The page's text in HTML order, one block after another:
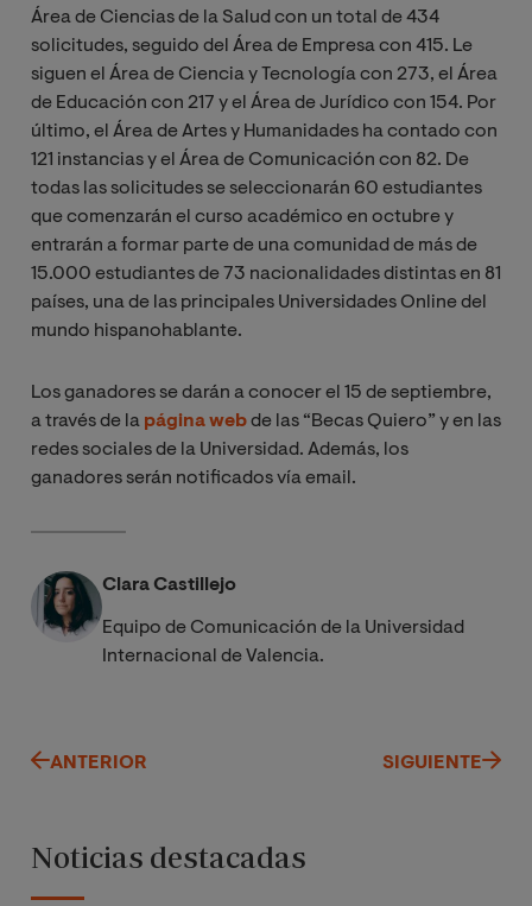
Área de Ciencias de la Salud con un total de 434
solicitudes, seguido del Área de Empresa con 415. Le
siguen el Área de Ciencia y Tecnología con 273, el Área
de Educación con 217 y el Área de Jurídico con 154. Por
último, el Área de Artes y Humanidades ha contado con
121 instancias y el Área de Comunicación con 82. De
todas las solicitudes se seleccionarán 60 estudiantes
que comenzarán el curso académico en octubre y
entrarán a formar parte de una comunidad de más de
15.000 estudiantes de 73 nacionalidades distintas en 81
países, una de las principales Universidades Online del
mundo hispanohablante.
Los ganadores se darán a conocer el 15 de septiembre,
a través de la página webde las “Becas Quiero” y en las
redes sociales de la Universidad. Además, los
ganadores serán notificados vía email.
Clara Castillejo
Equipo de Comunicación de la Universidad
Internacional de Valencia.
ANTERIOR SIGUIENTE
Noticias destacadas